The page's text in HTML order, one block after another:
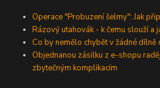
Operace "Probuzení šelmy": Jak
Rázový utahovák - k čemu slouží a
Co by nemělo chybět v žádné dílně
Objednanou zásilku z e-shopu
zbytečným komplikacím